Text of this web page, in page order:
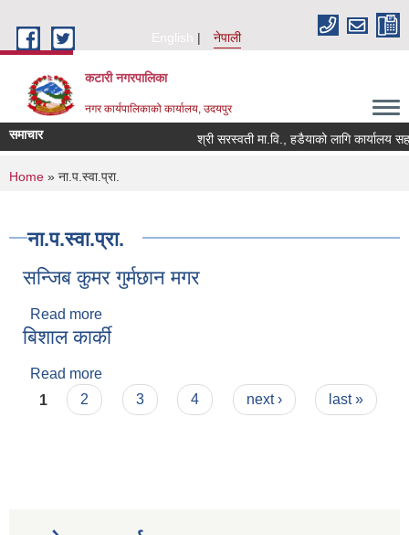
English
नेपाली
कटारी नगरपालिका
नगर कार्यपालिकाको कार्यालय, उदयपुर
समाचार श्री सरस्वती मा.वि., हडैयाको लागि कार्यालय
You are here
Home » ना.प.स्वा.प्रा.
ना.प.स्वा.प्रा.
सन्जिब कुमर गुर्मछान मगर
Read more
बिशाल कार्की
Read more
Pages
1 2 3 4 next › last »